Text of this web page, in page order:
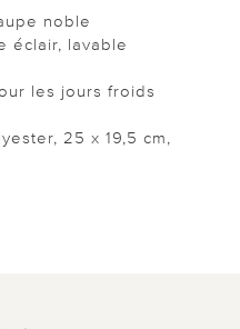
noble
éclair, lavable
les jours froids
25 x 19,5 cm,